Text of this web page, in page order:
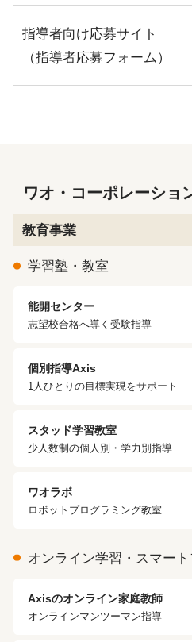
指導者向け応募サイト
（指導者応募フォーム）
ワオ・コーポレーショ
教育事業
学習塾・教室
能開センター
志望校合格へ導く受験指導
個別指導Axis
1人ひとりの目標実現をサポート
スタッド学習教室
少人数制の個人別・学力別指導
ワオラボ
ロボットプログラミング教室
オンライン学習・スマー
Axisのオンライン家庭教師
オンラインマンツーマン指導